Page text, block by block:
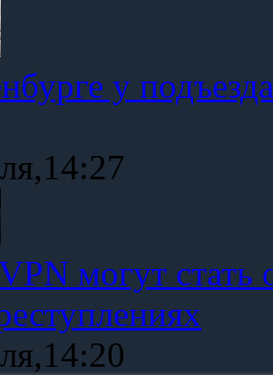
у
могут стать